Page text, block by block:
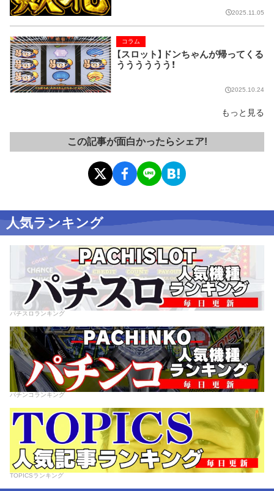
2025.11.05
【スロット】ドンちゃんが帰ってくる
うううううう！
コラム
2025.10.24
もっと見る
この記事が面白かったらシェア!
人気ランキング
パチスロランキング
パチンコランキング
TOPICSランキング